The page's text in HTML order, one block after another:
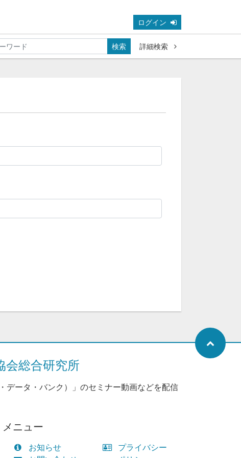
ログイン
検索 詳細検索
会総合研究所
データ・バンク）」のセミナー動画などを配信
メニュー
お知らせ
プライバシー